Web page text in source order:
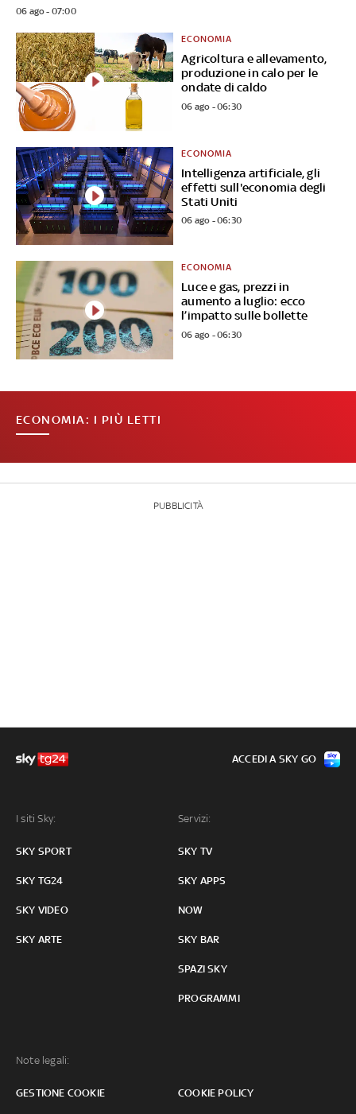
06 ago - 07:00
Agricoltura e allevamento,
produzione in calo per le
ondate di caldo
ECONOMIA
06 ago - 06:30
Intelligenza artificiale, gli
effetti sull'economia degli
Stati Uniti
ECONOMIA
06 ago - 06:30
Luce e gas, prezzi in
aumento a luglio: ecco
l’impatto sulle bollette
ECONOMIA
06 ago - 06:30
ECONOMIA: I PIÙ LETTI
PUBBLICITÀ
I siti Sky:
SKY SPORT
SKY TG24
SKY VIDEO
SKY ARTE
Servizi:
SKY TV
SKY APPS
NOW
SKY BAR
SPAZI SKY
PROGRAMMI
Note legali:
GESTIONE COOKIE COOKIE POLICY
ACCEDI A SKY GO